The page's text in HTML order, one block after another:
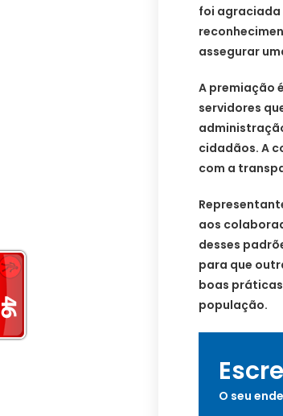
foi agraciada
assegurar
A premiação
servidores
cidadãos. A
com a
aos
desses
para que
boas
população.
O seu